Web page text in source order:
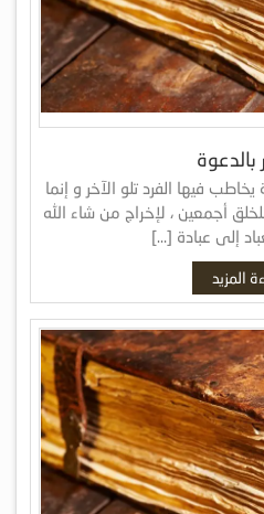
بالدعوة
فيها الفرد تلو الآخر و إنما
أجمعين ، لإخراج من شاء الله
إلى عبادة […]
المزيد